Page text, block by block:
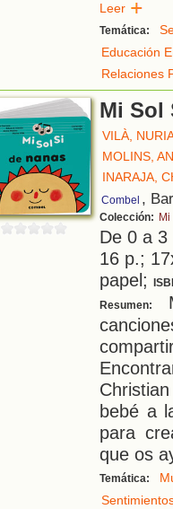
Leer
Temática:
Educación
Relaciones
Mi Sol
VILÀ,
MOLINS,
INARAJA,
Combel ,
Colección:
De 0 a
16 p.;
papel;
Resumen:
bebé a
para
que os
Temática: